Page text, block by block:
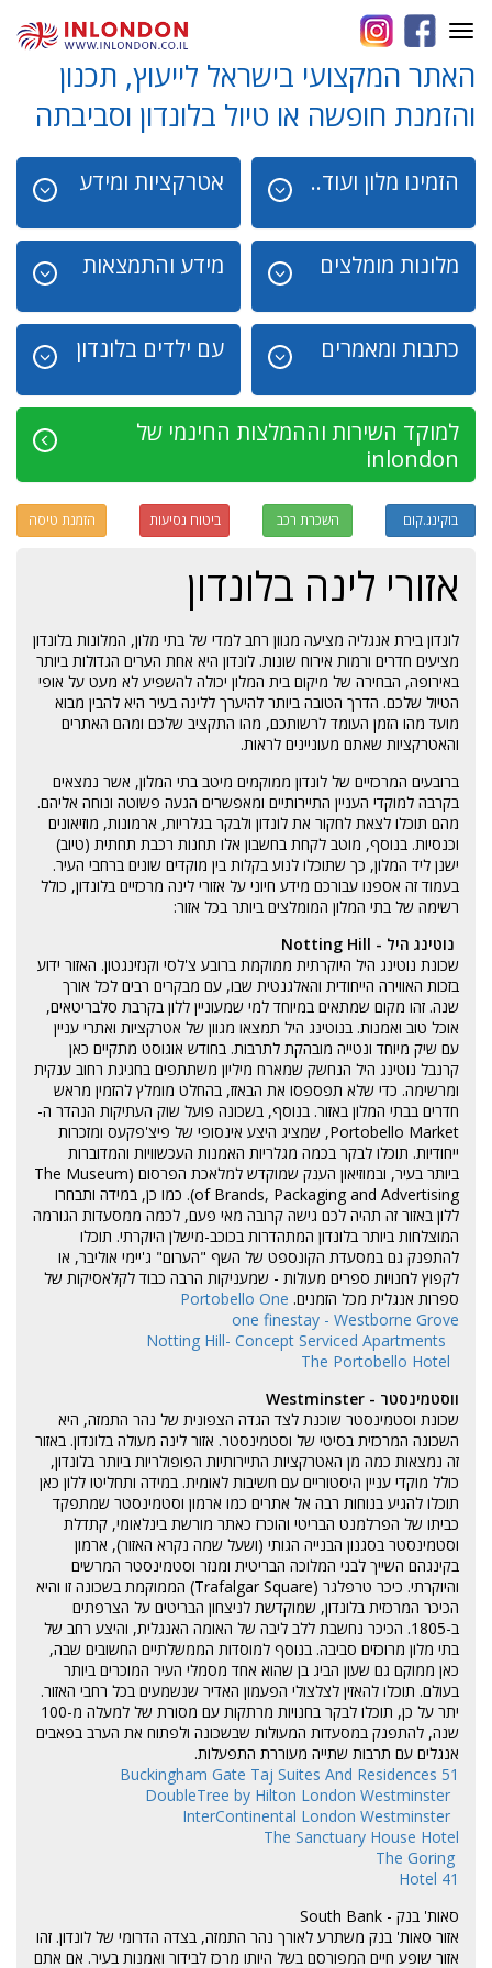
Toggle
navigation
האתר המקצועי בישראל לייעוץ, תכנון
והזמנת חופשה או טיול בלונדון וסביבתה
הזמינו מלון ועוד.. אטרקציות ומידע
מלונות מומלצים מידע והתמצאות
כתבות ומאמרים עם ילדים בלונדון
למוקד השירות וההמלצות החינמי של
inlondon
בוקינג.קום השכרת רכב ביטוח נסיעות הזמנת טיסה
אזורי לינה בלונדון
לונדון בירת אנגליה מציעה מגוון רחב למדי של בתי מלון, המלונות בלונדון
מציעים חדרים ורמות אירוח שונות. לונדון היא אחת הערים הגדולות ביותר
באירופה, הבחירה של מיקום בית המלון יכולה להשפיע לא מעט על אופי
הטיול שלכם. הדרך הטובה ביותר להיערך ללינה בעיר היא להבין מבוא
מועד מהו הזמן העומד לרשותכם, מהו התקציב שלכם ומהם האתרים
והאטרקציות שאתם מעוניינים לראות.
ברובעים המרכזיים של לונדון ממוקמים מיטב בתי המלון, אשר נמצאים
בקרבה למוקדי העניין התיירותיים ומאפשרים הגעה פשוטה ונוחה אליהם.
מהם תוכלו לצאת לחקור את לונדון ולבקר בגלריות, ארמונות, מוזיאונים
וכנסיות. בנוסף, מוטב לקחת בחשבון אלו תחנות רכבת תחתית (טיוב)
ישנן ליד המלון, כך שתוכלו לנוע בקלות בין מוקדים שונים ברחבי העיר.
בעמוד זה אספנו עבורכם מידע חיוני על אזורי לינה מרכזיים בלונדון, כולל
רשימה של בתי המלון המומלצים ביותר בכל אזור:
נוטינג היל - Notting Hill
שכונת נוטינג היל היוקרתית ממוקמת ברובע צ'לסי וקנזינגטון. האזור ידוע
בזכות האווירה הייחודית והאלגנטית שבו, עם מבקרים רבים לכל אורך
שנה. זהו מקום שמתאים במיוחד למי שמעוניין ללון בקרבת סלבריטאים,
אוכל טוב ואמנות. בנוטינג היל תמצאו מגוון של אטרקציות ואתרי עניין
עם שיק מיוחד ונטייה מובהקת לתרבות. בחודש אוגוסט מתקיים כאן
קרנבל נוטינג היל הנחשק שמארח מיליון משתתפים בחגיגת רחוב ענקית
ומרשימה. כדי שלא תפספסו את הבאזז, בהחלט מומלץ להזמין מראש
חדרים בבתי המלון באזור. בנוסף, בשכונה פועל שוק העתיקות הנהדר ה-
Portobello Market, שמציג היצע אינסופי של פיצ'פקעס ומזכרות
ייחודיות. תוכלו לבקר בכמה מגלריות האמנות העכשוויות והמדוברות
ביותר בעיר, ובמוזיאון הענק שמוקדש למלאכת הפרסום (The Museum
of Brands, Packaging and Advertising). כמו כן, במידה ותבחרו
ללון באזור זה תהיה לכם גישה קרובה מאי פעם, לכמה ממסעדות הגורמה
המוצלחות ביותר בלונדון המתהדרות בכוכב-מישלן היוקרתי. תוכלו
להתפנק גם במסעדת הקונספט של השף "הערום" ג'יימי אוליבר, או
לקפוץ לחנויות ספרים מעולות - שמעניקות הרבה כבוד לקלאסיקות של
ספרות אנגלית מכל הזמנים. Portobello One
one finestay - Westborne Grove
Notting Hill- Concept Serviced Apartments
ווסטמינסטר - Westminster
שכונת וסטמינסטר שוכנת לצד הגדה הצפונית של נהר התמזה, היא
השכונה המרכזית בסיטי של וסטמינסטר. אזור לינה מעולה בלונדון. באזור
זה נמצאות כמה מן האטרקציות התיירותיות הפופולריות ביותר בלונדון,
כולל מוקדי עניין היסטוריים עם חשיבות לאומית. במידה ותחליטו ללון כאן
תוכלו להגיע בנוחות רבה אל אתרים כמו ארמון וסטמינסטר שמתפקד
כביתו של הפרלמנט הבריטי והוכרז כאתר מורשת בינלאומי, קתדלת
וסטמינסטר בסגנון הבנייה הגותי (ושעל שמה נקרא האזור), ארמון
בקינגהם השייך לבני המלוכה הבריטית ומנזר וסטמינסטר המרשים
והיוקרתי. כיכר טרפלגר (Trafalgar Square) הממוקמת בשכונה זו והיא
הכיכר המרכזית בלונדון, שמוקדשת לניצחון הבריטים על הצרפתים
ב-1805. הכיכר נחשבת ללב ליבה של האומה האנגלית, והיצע רחב של
בתי מלון מרוכזים סביבה. בנוסף למוסדות הממשלתיים החשובים שבה,
כאן ממוקם גם שעון הביג בן שהוא אחד מסמלי העיר המוכרים ביותר
בעולם. תוכלו להאזין לצלצולי הפעמון האדיר שנשמעים בכל רחבי האזור.
יתר על כן, תוכלו לבקר בחנויות מרתקות עם מסורת של למעלה מ-100
שנה, להתפנק במסעדות המעולות שבשכונה ולפתוח את הערב בפאבים
אנגלים עם תרבות שתייה מעוררת התפעלות.
51 Buckingham Gate Taj Suites And Residences
InterContinental London Westminster
The Sanctuary House Hotel
The Goring
41 Hotel
סאות' בנק - South Bank
אזור סאות' בנק משתרע לאורך נהר התמזה, בצדה הדרומי של לונדון. זהו
אזור שופע חיים המפורסם בשל היותו מרכז לבידור ואמנות בעיר. אם אתם